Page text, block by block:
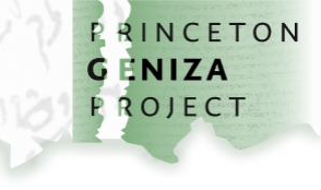
تخطي إلى المحتوى الرئيسي
الصفحة الرئيسية